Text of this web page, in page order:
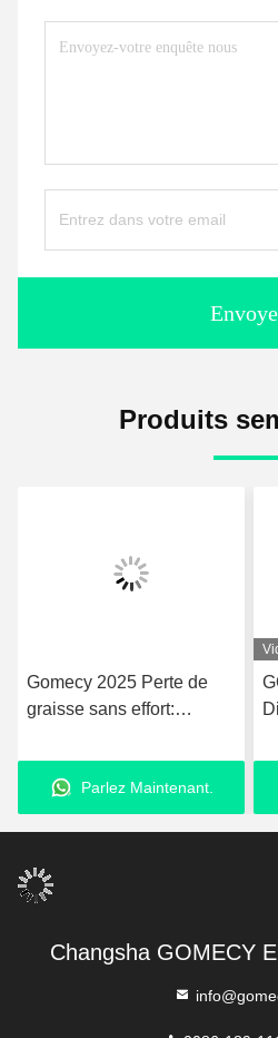
Produits
Gomecy 2025 Perte de
graisse sans effort:
douleur + machine de
physiothérapie EMS
Parlez Maintenant.
Changsha GOMECY